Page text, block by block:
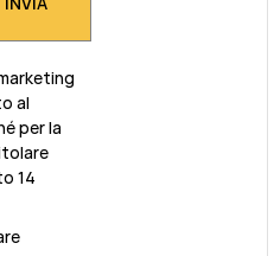
al
per la
14